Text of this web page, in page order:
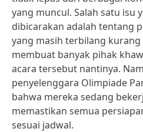
yang muncul. Salah satu isu
dibicarakan adalah tentang
yang masih terbilang
membuat banyak pihak
acara tersebut nantinya.
penyelenggara Olimpiade
bahwa mereka sedang
memastikan semua
sesuai jadwal.